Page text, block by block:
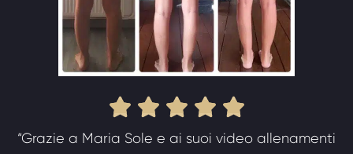
    
“Grazie a Maria Sole e ai suoi video allenamenti